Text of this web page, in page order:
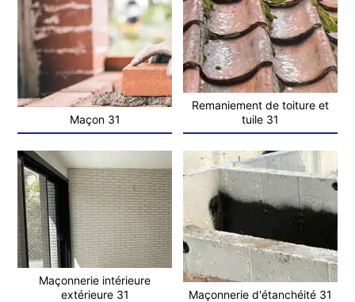
Maçon 31
Remaniement de toiture et
tuile 31
Maçonnerie intérieure
extérieure 31
Maçonnerie d'étanchéité 31